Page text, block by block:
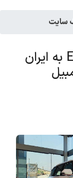
سایت
خودروی جدید برقی کیا EV5 به ایران